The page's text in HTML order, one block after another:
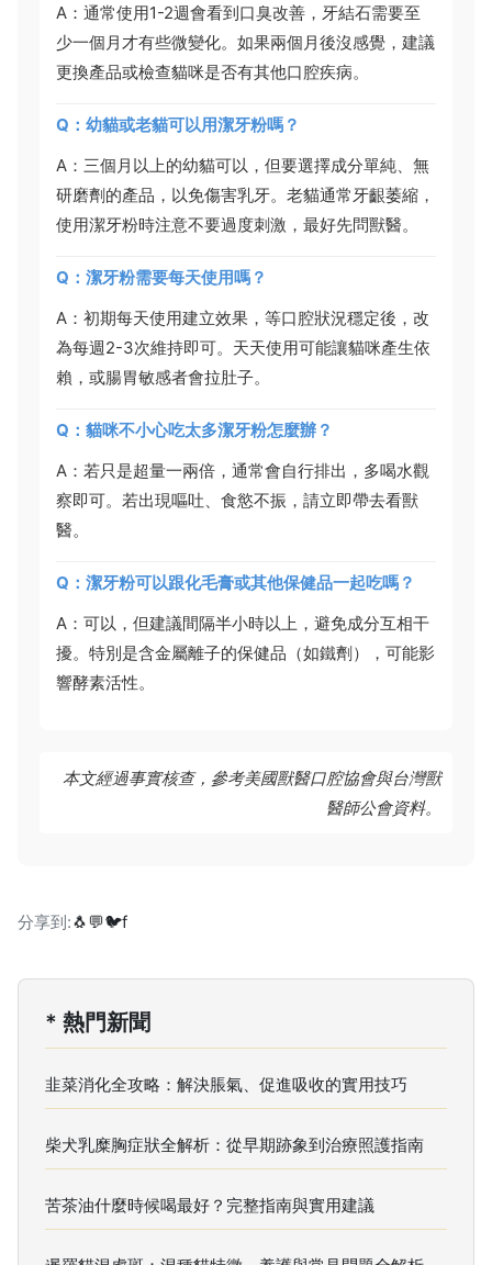
A：通常使用1-2週會看到口臭改善，牙結石需要至
少一個月才有些微變化。如果兩個月後沒感覺，建議
更換產品或檢查貓咪是否有其他口腔疾病。
Q：幼貓或老貓可以用潔牙粉嗎？
A：三個月以上的幼貓可以，但要選擇成分單純、無
研磨劑的產品，以免傷害乳牙。老貓通常牙齦萎縮，
使用潔牙粉時注意不要過度刺激，最好先問獸醫。
Q：潔牙粉需要每天使用嗎？
A：初期每天使用建立效果，等口腔狀況穩定後，改
為每週2-3次維持即可。天天使用可能讓貓咪產生依
賴，或腸胃敏感者會拉肚子。
Q：貓咪不小心吃太多潔牙粉怎麼辦？
A：若只是超量一兩倍，通常會自行排出，多喝水觀
察即可。若出現嘔吐、食慾不振，請立即帶去看獸
醫。
Q：潔牙粉可以跟化毛膏或其他保健品一起吃嗎？
A：可以，但建議間隔半小時以上，避免成分互相干
擾。特別是含金屬離子的保健品（如鐵劑），可能影
響酵素活性。
本文經過事實核查，參考美國獸醫口腔協會與台灣獸
醫師公會資料。
分享到:🐧💬🐦f
* 熱門新聞
韭菜消化全攻略：解決脹氣、促進吸收的實用技巧
柴犬乳糜胸症狀全解析：從早期跡象到治療照護指南
苦茶油什麼時候喝最好？完整指南與實用建議